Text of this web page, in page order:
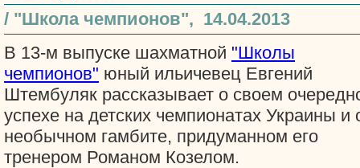
/ "Школа чемпионов", 14.04.2013
В 13-м выпуске шахматной "Школы
чемпионов" юный ильичевец Евгений
Штембуляк рассказывает о своем
успехе на детских чемпионатах Украины и
необычном гамбите, придуманном его
тренером Романом Козелом.